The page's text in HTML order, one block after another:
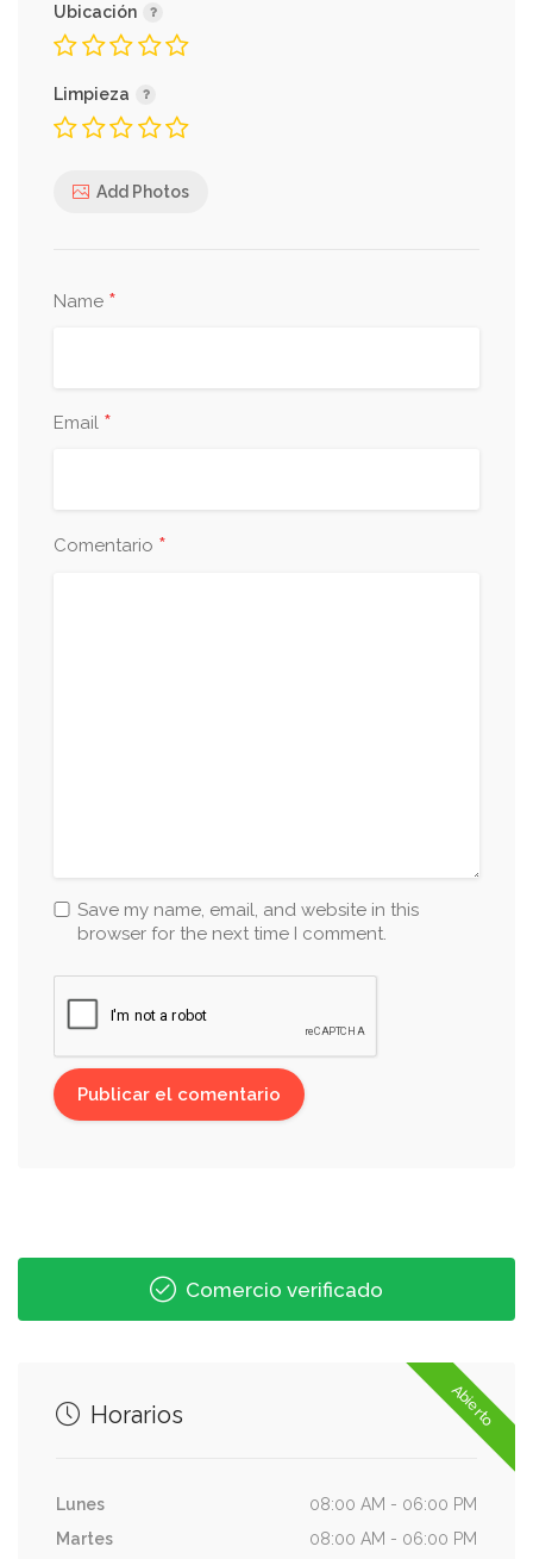
Ubicación
Limpieza
Add Photos
Name *
Email *
Comentario *
Save my name, email, and website in this
browser for the next time I comment.
Comercio verificado
Abierto
Horarios
Lunes
08:00 AM - 06:00 PM
Martes
08:00 AM - 06:00 PM